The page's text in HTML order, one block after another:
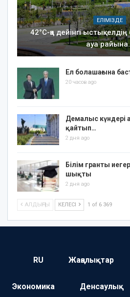
ЕЛІМІЗДЕ
42°C-қа дейінгі ыстық:
ауа
Ел болашағына
20 часов ago
Демалыс күндері
қайтып…
2 дня ago
Білім гранты
шықты
2 дня ago
АЛДЫҢҒЫ КЕЛЕСІ 1 of 6 369
RU Жаңалықтар
Экономика Денсаулық